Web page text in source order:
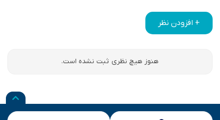
+ افزودن نظر
هنوز هیچ نظری ثبت نشده است.